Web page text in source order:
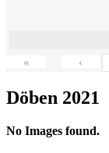
« ‹
Döben 2021
No Images found.